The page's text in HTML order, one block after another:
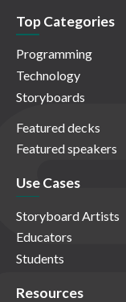
Top Categories
Programming
Technology
Storyboards
Featured decks
Featured speakers
Use Cases
Storyboard Artists
Educators
Students
Resources